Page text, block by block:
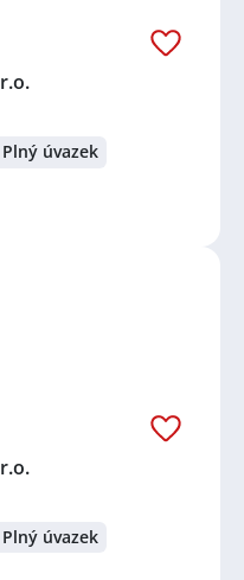
Plný úvazek
Plný úvazek